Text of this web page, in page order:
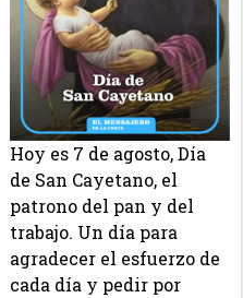
Hoy es 7 de agosto, Día
de San Cayetano, el
patrono del pan y del
trabajo. Un día para
agradecer el esfuerzo de
cada día y pedir por